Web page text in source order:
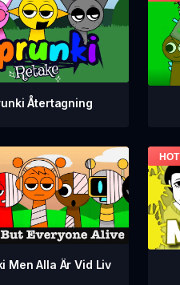
Återtagning
Men Alla Är Vid Liv